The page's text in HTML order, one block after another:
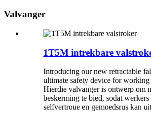
Valvanger
1T5M intrekbare
Introducing our new retractable
ultimate safety device for working
Hierdie valvanger is ontwerp om
beskerming te bied, sodat
selfvertroue en gemoedsrus kan